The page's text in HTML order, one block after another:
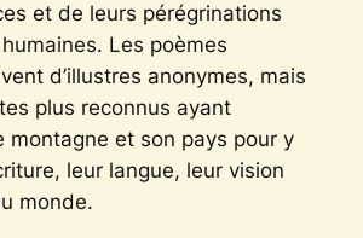
et de leurs pérégrinations
Les poèmes
d’illustres anonymes, mais
plus reconnus ayant
montagne et son pays pour y
leur langue, leur vision
monde.